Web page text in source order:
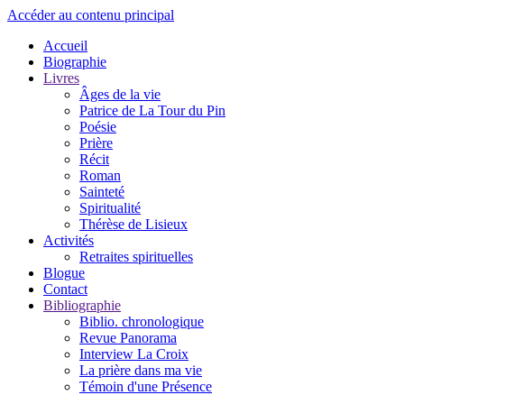
Accéder au contenu principal
Accueil
Biographie
Livres
Âges de la vie
Patrice de La Tour du Pin
Poésie
Prière
Récit
Roman
Sainteté
Spiritualité
Thérèse de Lisieux
Activités
Retraites spirituelles
Blogue
Contact
Bibliographie
Biblio. chronologique
Revue Panorama
Interview La Croix
La prière dans ma vie
Témoin d'une Présence